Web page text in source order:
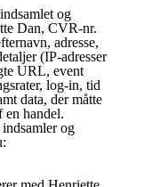
og
Dan, CVR-nr.
adresse,
(IP-adresser
URL, event
log-in, tid
data, der måtte
en handel.
og